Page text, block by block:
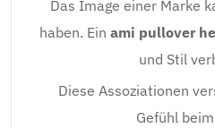
Das Image einer Marke
haben. Ein ami pullover
und Stil
Diese Assoziationen
Gefühl